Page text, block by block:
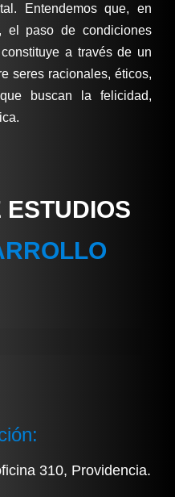
Entendemos que, en
el paso de condiciones
a través de un
seres racionales, éticos,
buscan la felicidad,
ESTUDIOS
310, Providencia.